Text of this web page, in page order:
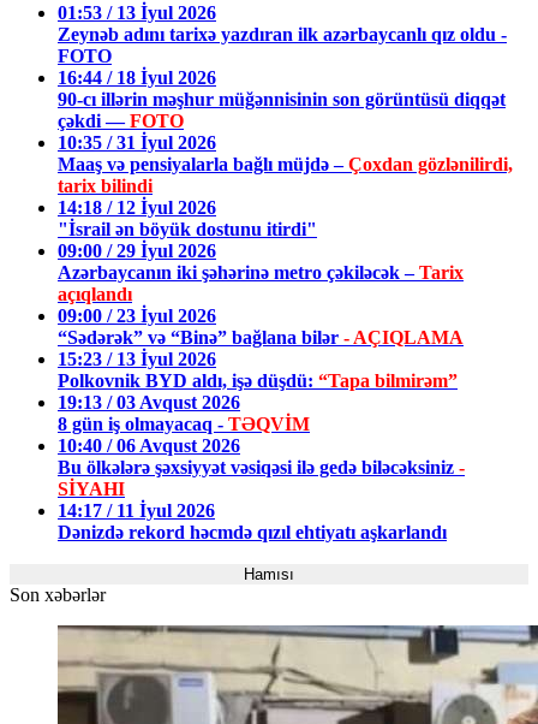
01:53 / 13 İyul 2026
Zeynəb adını tarixə yazdıran ilk azərbaycanlı qız oldu -
FOTO
16:44 / 18 İyul 2026
90-cı illərin məşhur müğənnisinin son görüntüsü diqqət
çəkdi —FOTO
10:35 / 31 İyul 2026
Maaş və pensiyalarla bağlı müjdə –Çoxdan gözlənilirdi,
tarix bilindi
14:18 / 12 İyul 2026
"İsrail ən böyük dostunu itirdi"
09:00 / 29 İyul 2026
Azərbaycanın iki şəhərinə metro çəkiləcək –Tarix
açıqlandı
09:00 / 23 İyul 2026
“Sədərək” və “Binə” bağlana bilər - AÇIQLAMA
15:23 / 13 İyul 2026
Polkovnik BYD aldı, işə düşdü: “Tapa bilmirəm”
19:13 / 03 Avqust 2026
8 gün iş olmayacaq - TƏQVİM
10:40 / 06 Avqust 2026
Bu ölkələrə şəxsiyyət vəsiqəsi ilə gedə biləcəksiniz -
SİYAHI
14:17 / 11 İyul 2026
Dənizdə rekord həcmdə qızıl ehtiyatı aşkarlandı
Hamısı
Son xəbərlər